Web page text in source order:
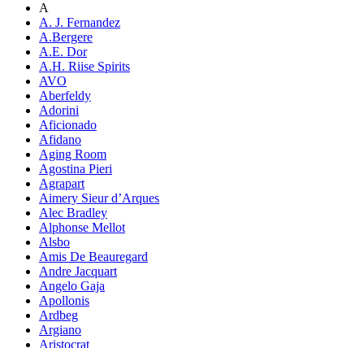
A
A. J. Fernandez
A.Bergere
A.E. Dor
A.H. Riise Spirits
AVO
Aberfeldy
Adorini
Aficionado
Afidano
Aging Room
Agostina Pieri
Agrapart
Aimery Sieur d’Arques
Alec Bradley
Alphonse Mellot
Alsbo
Amis De Beauregard
Andre Jacquart
Angelo Gaja
Apollonis
Ardbeg
Argiano
Aristocrat